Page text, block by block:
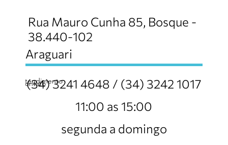
Araguari
Rua Mauro Cunha 85, Bosque -
38.440-102
(34) 3241 4648 / (34) 3242 1017
11:00 as 15:00
segunda a domingo
contato
atendimento